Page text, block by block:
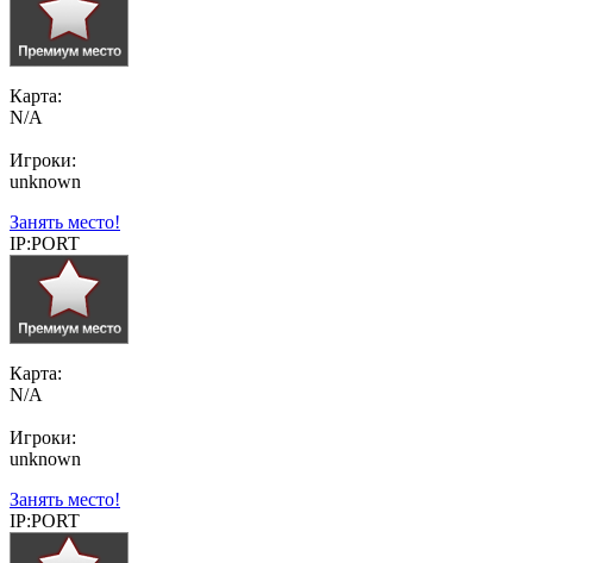
Карта:
N/A
Игроки:
unknown
Занять место!
IP:PORT
Карта:
N/A
Игроки:
unknown
Занять место!
IP:PORT